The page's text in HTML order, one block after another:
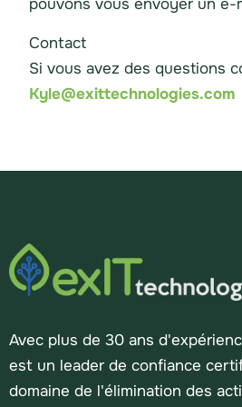
pouvons vous envoyer un e-
Contact
Si vous avez des questions
Kyle@exittechnologies.com
Avec plus de 30 ans
est un leader de confiance
domaine de l'élimination des